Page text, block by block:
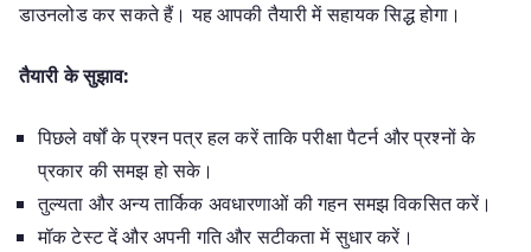
डाउनलोड कर सकते हैं। यह आपकी तैयारी में सहायक सिद्ध होगा।
तैयारी के सुझाव:
पिछले वर्षों के प्रश्न पत्र हल करें ताकि परीक्षा पैटर्न और प्रश्नों के
प्रकार की समझ हो सके।
तुल्यता और अन्य तार्किक अवधारणाओं की गहन समझ विकसित करें।
मॉक टेस्ट दें और अपनी गति और सटीकता में सुधार करें।